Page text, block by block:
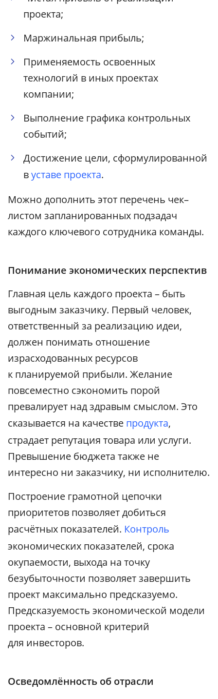
проекта;
Маржинальная прибыль;
Применяемость освоенных
технологий в иных проектах
компании;
Выполнение графика контрольных
событий;
Достижение цели, сформулированной
вуставе проекта.
Можно дополнить этот перечень чек–
листом запланированных подзадач
каждого ключевого сотрудника команды.
Понимание экономических перспектив
Главная цель каждого проекта – быть
выгодным заказчику. Первый человек,
ответственный за реализацию идеи,
должен понимать отношение
израсходованных ресурсов
к планируемой прибыли. Желание
повсеместно сэкономить порой
превалирует над здравым смыслом. Это
сказывается на качестве продукта,
страдает репутация товара или услуги.
Превышение бюджета также не
интересно ни заказчику, ни исполнителю.
Построение грамотной цепочки
приоритетов позволяет добиться
расчётных показателей. Контроль
экономических показателей, срока
окупаемости, выхода на точку
безубыточности позволяет завершить
проект максимально предсказуемо.
Предсказуемость экономической модели
проекта – основной критерий
для инвесторов.
Осведомлённость об отрасли